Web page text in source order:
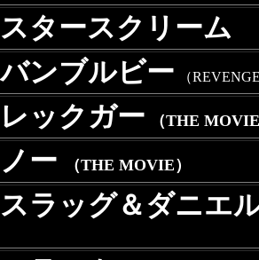
スタースクリーム
バンブルビー
（
ックガー （THE
ー （THE MOVIE）
スラッグ＆ダニエ